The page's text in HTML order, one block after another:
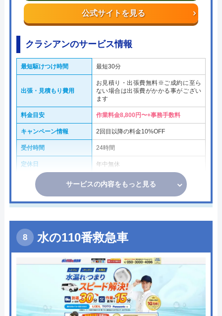
公式サイトを見る
クラシアンのサービス情報
最短駆けつけ時間 最短30分
出張・見積もり費用
お見積り・出張費無料※ご成約に至ら
ない場合は出張費がかかる事がござい
ます
料金目安 作業料金8,800円〜+事務手数料
キャンペーン情報 2回目以降の料金10%OFF
受付時間 24時間
定休日 年中無休
サービスの内容をもっと見る
水の110番救急車